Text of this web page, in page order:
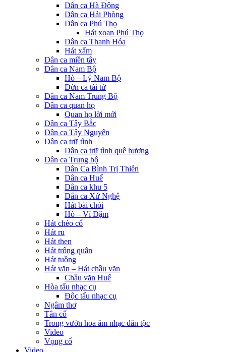
Dân ca Hà Đông
Dân ca Hải Phòng
Dân ca Phú Thọ
Hát xoan Phú Thọ
Dân ca Thanh Hóa
Hát xẩm
Dân ca miền tây
Dân ca Nam Bộ
Hò – Lý Nam Bộ
Đờn ca tài tử
Dân ca Nam Trung Bộ
Dân ca quan họ
Quan họ lời mới
Dân ca Tây Bắc
Dân ca Tây Nguyên
Dân ca trữ tình
Dân ca trữ tình quê hương
Dân ca Trung bộ
Dân Ca Bình Trị Thiên
Dân ca Huế
Dân ca khu 5
Dân ca Xứ Nghệ
Hát bài chòi
Hò – Ví Dặm
Hát chèo cổ
Hát ru
Hát then
Hát trống quân
Hát tuồng
Hát văn – Hát chầu văn
Chầu văn Huế
Hòa tấu nhạc cụ
Độc tấu nhạc cụ
Ngâm thơ
Tân cổ
Trong vườn hoa âm nhạc dân tộc
Video
Vọng cổ
Video